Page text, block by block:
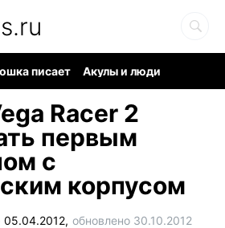
писает
Акулы и люди
Racer 2
первым
с
корпусом
05.04.2012, обновлено 30.10.2012